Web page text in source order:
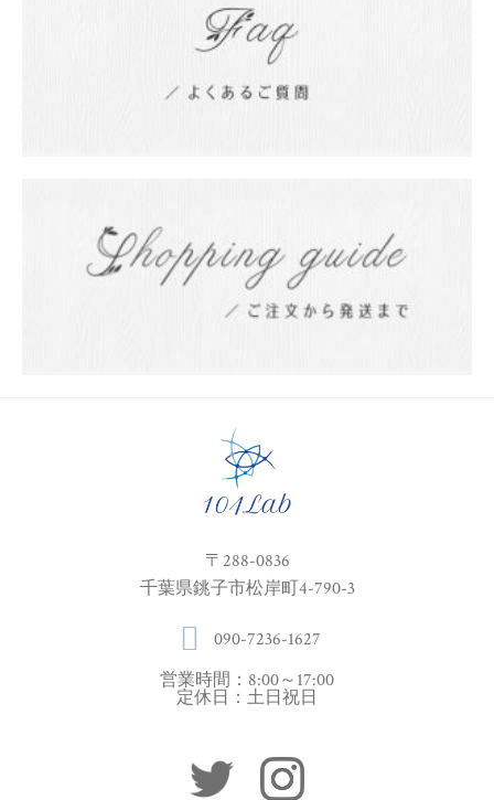
〒288-0836
千葉県銚子市松岸町4-790-3
090-7236-1627
営業時間：8:00～17:00
定休日：土日祝日